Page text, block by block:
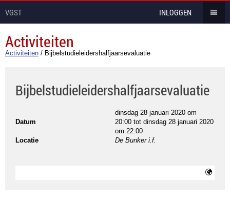
VGST INLOGGEN
Activiteiten
Activiteiten / Bijbelstudieleidershalfjaarsevaluatie
Bijbelstudieleidershalfjaarsevaluatie
Datum
dinsdag 28 januari 2020 om
20:00 tot dinsdag 28 januari 2020
om 22:00
Locatie
De Bunker i.f.